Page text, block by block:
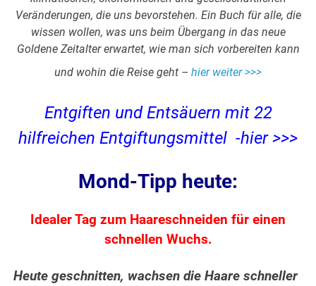
Veränderungen, die uns bevorstehen. Ein Buch für alle, die
wissen wollen, was uns beim Übergang in das neue
Goldene Zeitalter erwartet, wie man sich vorbereiten kann
und wohin die Reise geht – hier weiter >>>
Entgiften und Entsäuern mit 22
hilfreichen Entgiftungsmittel -hier >>>
Mond-Tipp heute:
Idealer Tag zum Haareschneiden für einen
schnellen Wuchs.
Heute geschnitten, wachsen die Haare schneller